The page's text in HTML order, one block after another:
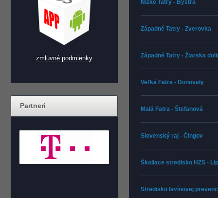
zmluvné podmienky
Partneri
Nízke Tatry - Bystrá
Západné Tatry - Zverovka
Západné Tatry - Žiarska
Veľká Fatra - Donovaly
Malá Fatra - Štefanová
Slovenský raj - Čingov
Školiace stredisko HZS -
Stredisko lavínovej